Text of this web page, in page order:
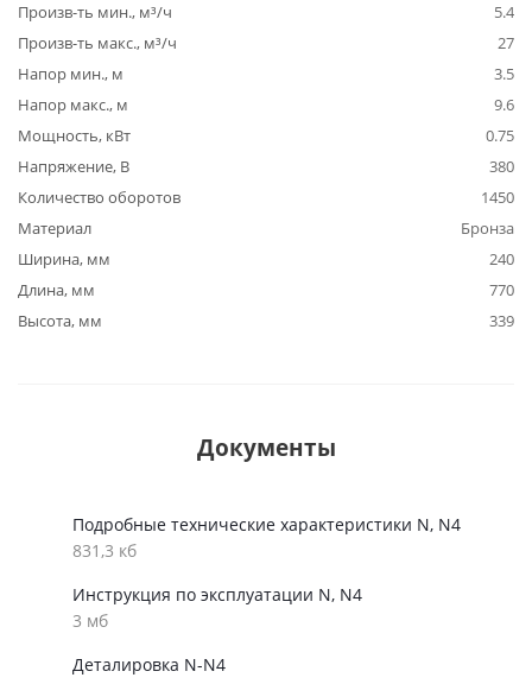
Произв-ть мин., м³/ч
5.4
Произв-ть макс., м³/ч
27
Напор мин., м
3.5
Напор макс., м
9.6
Мощность, кВт
0.75
Напряжение, В
380
Количество оборотов
1450
Материал
Бронза
Ширина, мм
240
Длина, мм
770
Высота, мм
339
Документы
Подробные технические характеристики N, N4
831,3 кб
Инструкция по эксплуатации N, N4
3 мб
Деталировка N-N4